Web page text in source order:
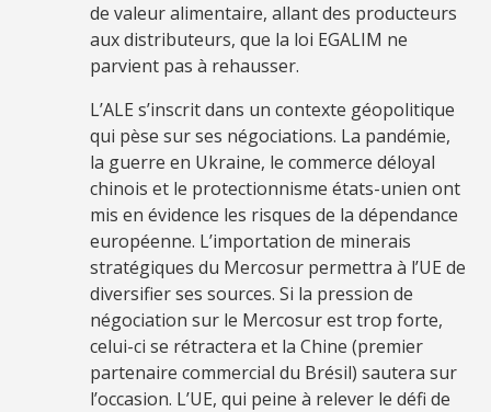
de valeur alimentaire, allant des producteurs
aux distributeurs, que la loi EGALIM ne
parvient pas à rehausser.
L’ALE s’inscrit dans un contexte géopolitique
qui pèse sur ses négociations. La pandémie,
la guerre en Ukraine, le commerce déloyal
chinois et le protectionnisme états-unien ont
mis en évidence les risques de la dépendance
européenne. L’importation de minerais
stratégiques du Mercosur permettra à l’UE de
diversifier ses sources. Si la pression de
négociation sur le Mercosur est trop forte,
celui-ci se rétractera et la Chine (premier
partenaire commercial du Brésil) sautera sur
l’occasion. L’UE, qui peine à relever le défi de